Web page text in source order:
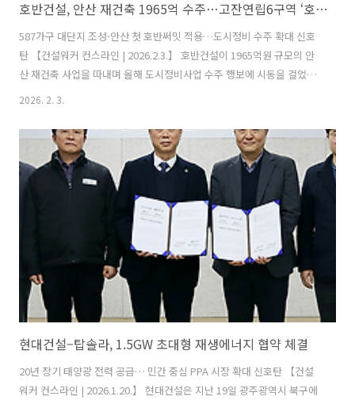
호반건설, 안산 재건축 1965억 수주…고잔연립6구역 ‘호반써밋’ 들어선다
587가구 대단지 조성·안산 첫 호반써밋 적용…도시정비 수주 확대 신호
탄 【건설워커 컨스라인 | 2026.2.3.】 호반건설이 1965억원 규모의 안
산 재건축 사업을 따내며 올해 도시정비사업 수주 행보에 시동을 걸었다.
안산 고잔연립6구역에 처음으로 ‘호반써밋’ 브랜드가 적용될 예정이어
달 31일 경기 안산 고잔연립6구역 재건축사업을 수주했다고 1일 밝혔다.
이번 사업은 경기도 안산시 단원구 고잔동 612번지 일원에 지하 3층~지
상 28층, 6개 동, 총 587가구 규모의 아파트와 부대복리시설을 조성하는
프로젝트다. 총 공사비는 약 1965억원이다. 해당 단지는 안산 지역 최초
로 호반건설의 프리미엄 주거 브랜드 ‘호반써밋’이 적용된다. ..
2026. 2. 3.
현대건설–탑솔라, 1.5GW 초대형 재생에너지 협약 체결
20년 장기 태양광 전력 공급… 민간 중심 PPA 시장 확대 신호탄 【건설
워커 컨스라인 | 2026.1.20.】 현대건설은 지난 19일 광주광역시 북구에